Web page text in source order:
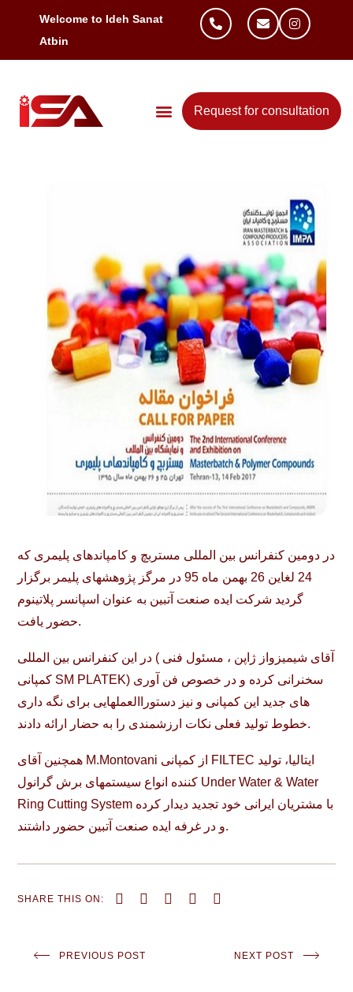
Welcome to Ideh Sanat
Atbin
Request for consultation
​در دومین کنفرانس بین المللی مستربچ و کامپاندهای پلیمری که
24 لغاین 26 بهمن ماه 95 در مرگز پژوهشهای پلیمر برگزار
گردید شرکت ایده صنعت آتبین به عنوان اسپانسر پلاتینوم
حضور یافت.
در این کنفرانس بین المللی ( آقای شیمیزواز ژاپن ، مسئول فنی
کمپانی SM PLATEK) سخنرانی کرده و در خصوص فن آوری
های جدید این کمپانی و نیز دستوراالعملهایی برای نگه داری
خطوط تولید فعلی نکات ارزشمندی را به حضار ارائه دادند.
همچنین آقای M.Montovani از کمپانی FILTEC ایتالیا، تولید
کننده انواع سیستمهای برش گرانول Under Water & Water
Ring Cutting System با مشتریان ایرانی خود تجدید دیدار کرده
و در غرفه ایده صنعت آتبین حضور داشتند.
SHARE THIS ON:
PREVIOUS POST NEXT POST